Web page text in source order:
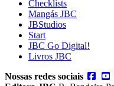
Checklists
Mangás JBC
JBStudios
Start
JBC Go Digital!
Livros JBC
Nossas redes sociais